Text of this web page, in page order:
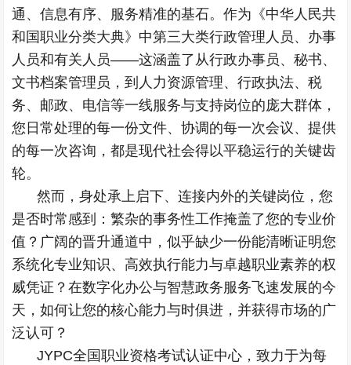
通、信息有序、服务精准的基石。作为《中华人民共
和国职业分类大典》中第三大类行政管理人员、办事
人员和有关人员——这涵盖了从行政办事员、秘书、
文书档案管理员，到人力资源管理、行政执法、税
务、邮政、电信等一线服务与支持岗位的庞大群体，
您日常处理的每一份文件、协调的每一次会议、提供
的每一次咨询，都是现代社会得以平稳运行的关键齿
轮。
然而，身处承上启下、连接内外的关键岗位，您
是否时常感到：繁杂的事务性工作掩盖了您的专业价
值？广阔的晋升通道中，似乎缺少一份能清晰证明您
系统化专业知识、高效执行能力与卓越职业素养的权
威凭证？在数字化办公与智慧政务服务飞速发展的今
天，如何让您的核心能力与时俱进，并获得市场的广
泛认可？
JYPC全国职业资格考试认证中心，致力于为每